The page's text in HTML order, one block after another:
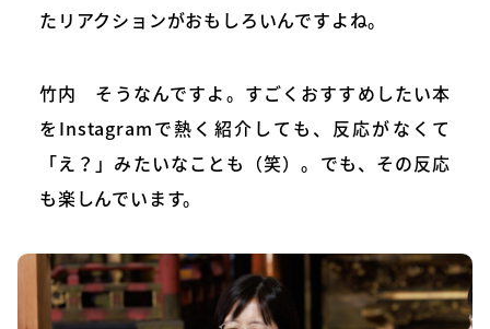
たリアクションがおもしろいんですよね。
竹内 そうなんですよ。すごくおすすめしたい本
をInstagramで熱く紹介しても、反応がなくて
「え？」みたいなことも（笑）。でも、その反応
も楽しんでいます。